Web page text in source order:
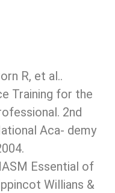
R, et al..
Training for the
2nd
Aca- demy
Essential of
Willians &